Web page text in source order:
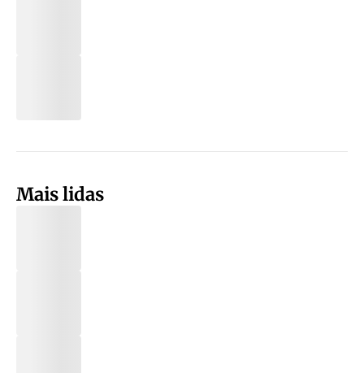
Mais lidas